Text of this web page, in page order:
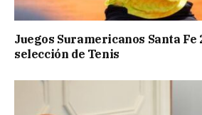
Juegos Suramericanos Santa Fe
selección de Tenis